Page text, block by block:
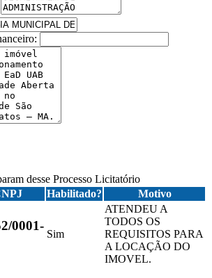
desse Processo Licitatório
Habilitado? Motivo
0001-
Sim
ATENDEU A
TODOS OS
REQUISITOS PARA
A LOCAÇÃO DO
IMOVEL.